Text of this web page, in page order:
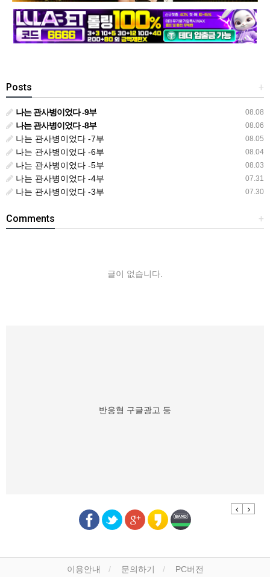
+
Posts
08.08
나는 관사병이었다 -9부
08.06
나는 관사병이었다 -8부
08.05
나는 관사병이었다 -7부
08.04
나는 관사병이었다 -6부
08.03
나는 관사병이었다 -5부
07.31
나는 관사병이었다 -4부
07.30
나는 관사병이었다 -3부
+
Comments
글이 없습니다.
반응형 구글광고 등
Previous
Next
이용안내 문의하기 PC버전